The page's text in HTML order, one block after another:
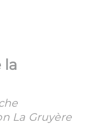
la
La Gruyère